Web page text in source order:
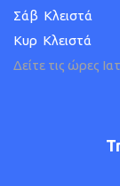
Σάβ Κλειστά
Κυρ Κλειστά
Δείτε τις ώρες